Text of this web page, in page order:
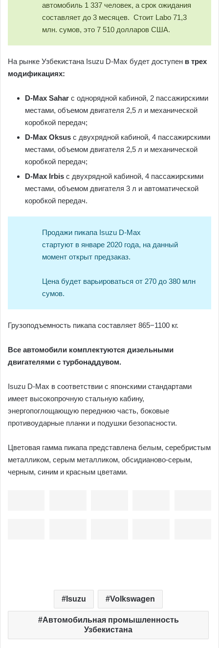
автомобиль 1 337 человек, а срок ожидания
составляет до 3 месяцев. Стоит Labo 71,3
млн. сумов, это 7 510 долларов США.
На рынке Узбекистана Isuzu D-Max будет доступен в трех
модификациях:
D-Max Sahar с однорядной кабиной, 2 пассажирскими
местами, объемом двигателя 2,5 л и механической
коробкой передач;
D-Max Oksus с двухрядной кабиной, 4 пассажирскими
местами, объемом двигателя 2,5 л и механической
коробкой передач;
D-Max Irbis с двухрядной кабиной, 4 пассажирскими
местами, объемом двигателя 3 л и автоматической
коробкой передач.
Продажи пикапа Isuzu D-Max
стартуют в январе 2020 года, на данный
момент открыт предзаказ.
Цена будет варьироваться от 270 до 380 млн
сумов.
Грузоподъемность пикапа составляет 865−1100 кг.
Все автомобили комплектуются дизельными
двигателями с турбонаддувом.
Isuzu D-Max в соответствии с японскими стандартами
имеет высокопрочную стальную кабину,
энергопоглощающую переднюю часть, боковые
противоударные планки и подушки безопасности.
Цветовая гамма пикапа представлена белым, серебристым
металликом, серым металликом, обсидианово-серым,
черным, синим и красным цветами.
Isuzu Volkswagen
Автомобильная промышленность
Узбекистана